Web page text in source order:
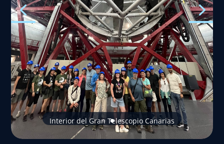
Interior del Gran Telescopio Canarias